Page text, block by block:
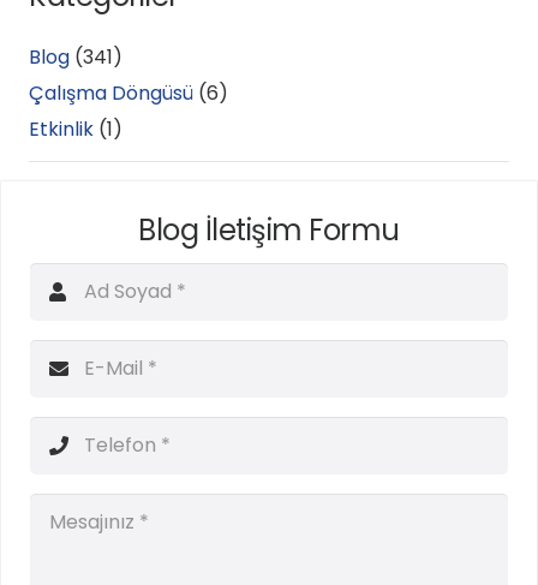
Blog (341)
Çalışma Döngüsü (6)
Etkinlik (1)
Blog İletişim Formu